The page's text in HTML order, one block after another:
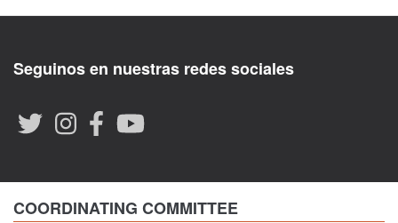
Seguinos en nuestras redes sociales
COORDINATING COMMITTEE